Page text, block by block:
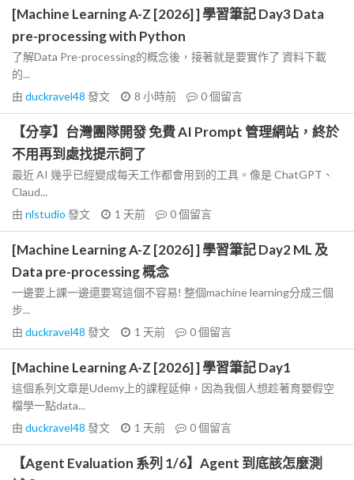
[Machine Learning A-Z [2026] ] 學習筆記 Day3 Data
pre-processing with Python
了解Data Pre-processing的概念後，接著就是要實作了 資料下載
的...
由 duckravel48 發文 8 小時前 0個留言
【分享】台灣團隊開發 免費 AI Prompt 管理網站，終於
不用再到處找提示詞了
最近 AI 幾乎已經變成每天工作都會用到的工具。像是 ChatGPT、
Claud...
由 nlstudio 發文 1 天前 0個留言
[Machine Learning A-Z [2026] ] 學習筆記 Day2 ML 及
Data pre-processing 概念
一邊要上課一邊還要寫這個不容易! 整個machine learning分成三個
步...
由 duckravel48 發文 1 天前 0個留言
[Machine Learning A-Z [2026] ] 學習筆記 Day1
這個系列文章是Udemy上的課程延伸，因為我個人想趁著育嬰假空
檔學一點data...
由 duckravel48 發文 1 天前 0個留言
【Agent Evaluation 系列 1/6】Agent 到底該怎麼測